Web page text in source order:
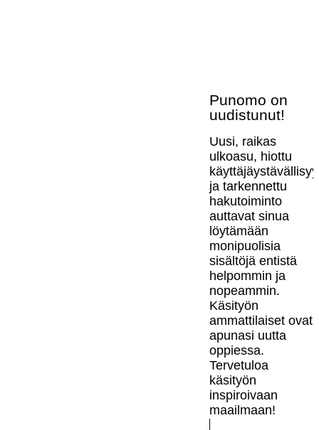
Punomo on
uudistunut!
Uusi, raikas
ulkoasu, hiottu
ja tarkennettu
hakutoiminto
auttavat sinua
löytämään
monipuolisia
sisältöjä entistä
helpommin ja
nopeammin.
Käsityön
ammattilaiset ovat
apunasi uutta
oppiessa.
Tervetuloa
käsityön
inspiroivaan
maailmaan!